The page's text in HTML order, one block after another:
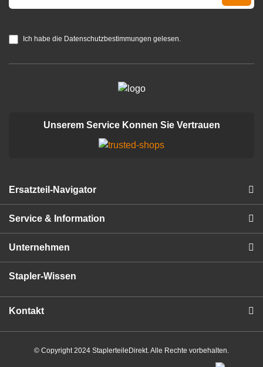
Ich habe die Datenschutzbestimmungen gelesen.
Unserem Service Konnen Sie Vertrauen
Ersatzteil-Navigator
Service & Information
Unternehmen
Stapler-Wissen
Kontakt
© Copyright 2024 StaplerteileDirekt. Alle Rechte vorbehalten.